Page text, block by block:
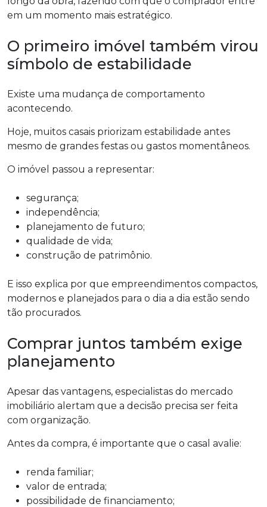
em um momento mais estratégico.
O primeiro imóvel também virou
símbolo de estabilidade
Existe uma mudança de comportamento
acontecendo.
Hoje, muitos casais priorizam estabilidade antes
mesmo de grandes festas ou gastos momentâneos.
O imóvel passou a representar:
segurança;
independência;
planejamento de futuro;
qualidade de vida;
construção de patrimônio.
E isso explica por que empreendimentos compactos,
modernos e planejados para o dia a dia estão sendo
tão procurados.
Comprar juntos também exige
planejamento
Apesar das vantagens, especialistas do mercado
imobiliário alertam que a decisão precisa ser feita
com organização.
Antes da compra, é importante que o casal avalie:
renda familiar;
valor de entrada;
possibilidade de financiamento;